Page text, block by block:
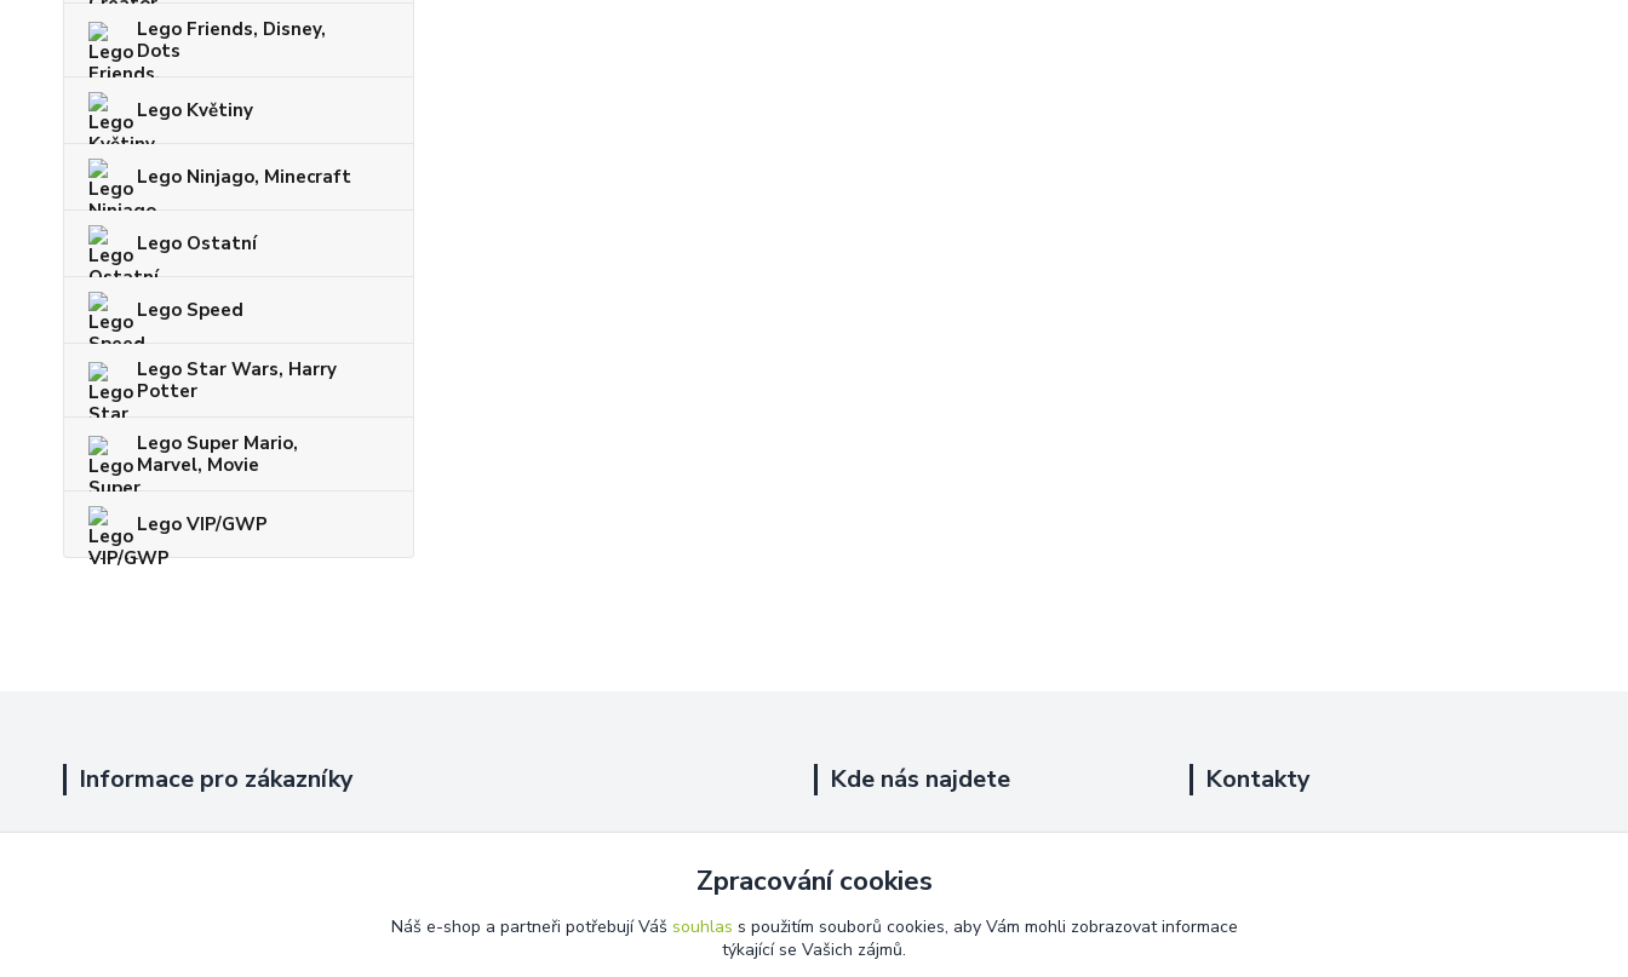
Lego Friends, Disney,
Dots
Lego Květiny
Lego Ninjago, Minecraft
Lego Ostatní
Lego Speed
Lego Star Wars, Harry
Potter
Lego Super Mario,
Marvel, Movie
Lego VIP/GWP
Informace pro zákazníky Kde nás najdete
Říčany, 251 01
Na této adrese není prodejna.
Kontakty
+420 725 889 873
info@duplarna.cz
Zpracování cookies
Náš e-shop a partneři potřebují Váš souhlas s použitím souborů cookies, aby Vám mohli zobrazovat informace
týkající se Vašich zájmů.